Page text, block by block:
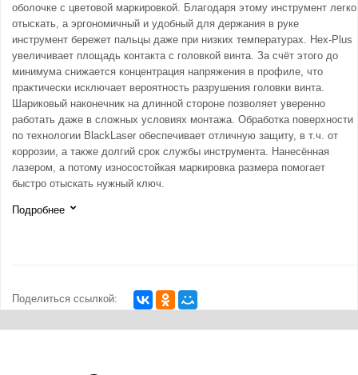
оболочке с цветовой маркировкой. Благодаря этому инструмент легко
отыскать, а эргономичный и удобный для держания в руке
инструмент бережет пальцы даже при низких температурах. Hex-Plus
увеличивает площадь контакта с головкой винта. За счёт этого до
минимума снижается концентрация напряжения в профиле, что
практически исключает вероятность разрушения головки винта.
Шариковый наконечник на длинной стороне позволяет уверенно
работать даже в сложных условиях монтажа. Обработка поверхности
по технологии BlackLaser обеспечивает отличную защиту, в т.ч. от
коррозии, а также долгий срок службы инструмента. Нанесённая
лазером, а потому износостойкая маркировка размера помогает
быстро отыскать нужный ключ.
Подробнее
Поделиться ссылкой: